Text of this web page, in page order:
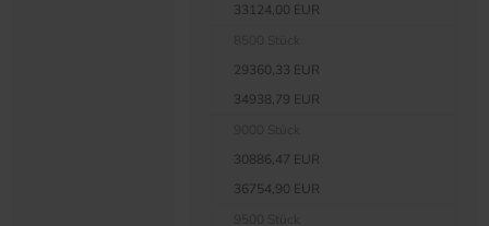
33124,00 EUR
29360,33 EUR
34938,79 EUR
30886,47 EUR
36754,90 EUR